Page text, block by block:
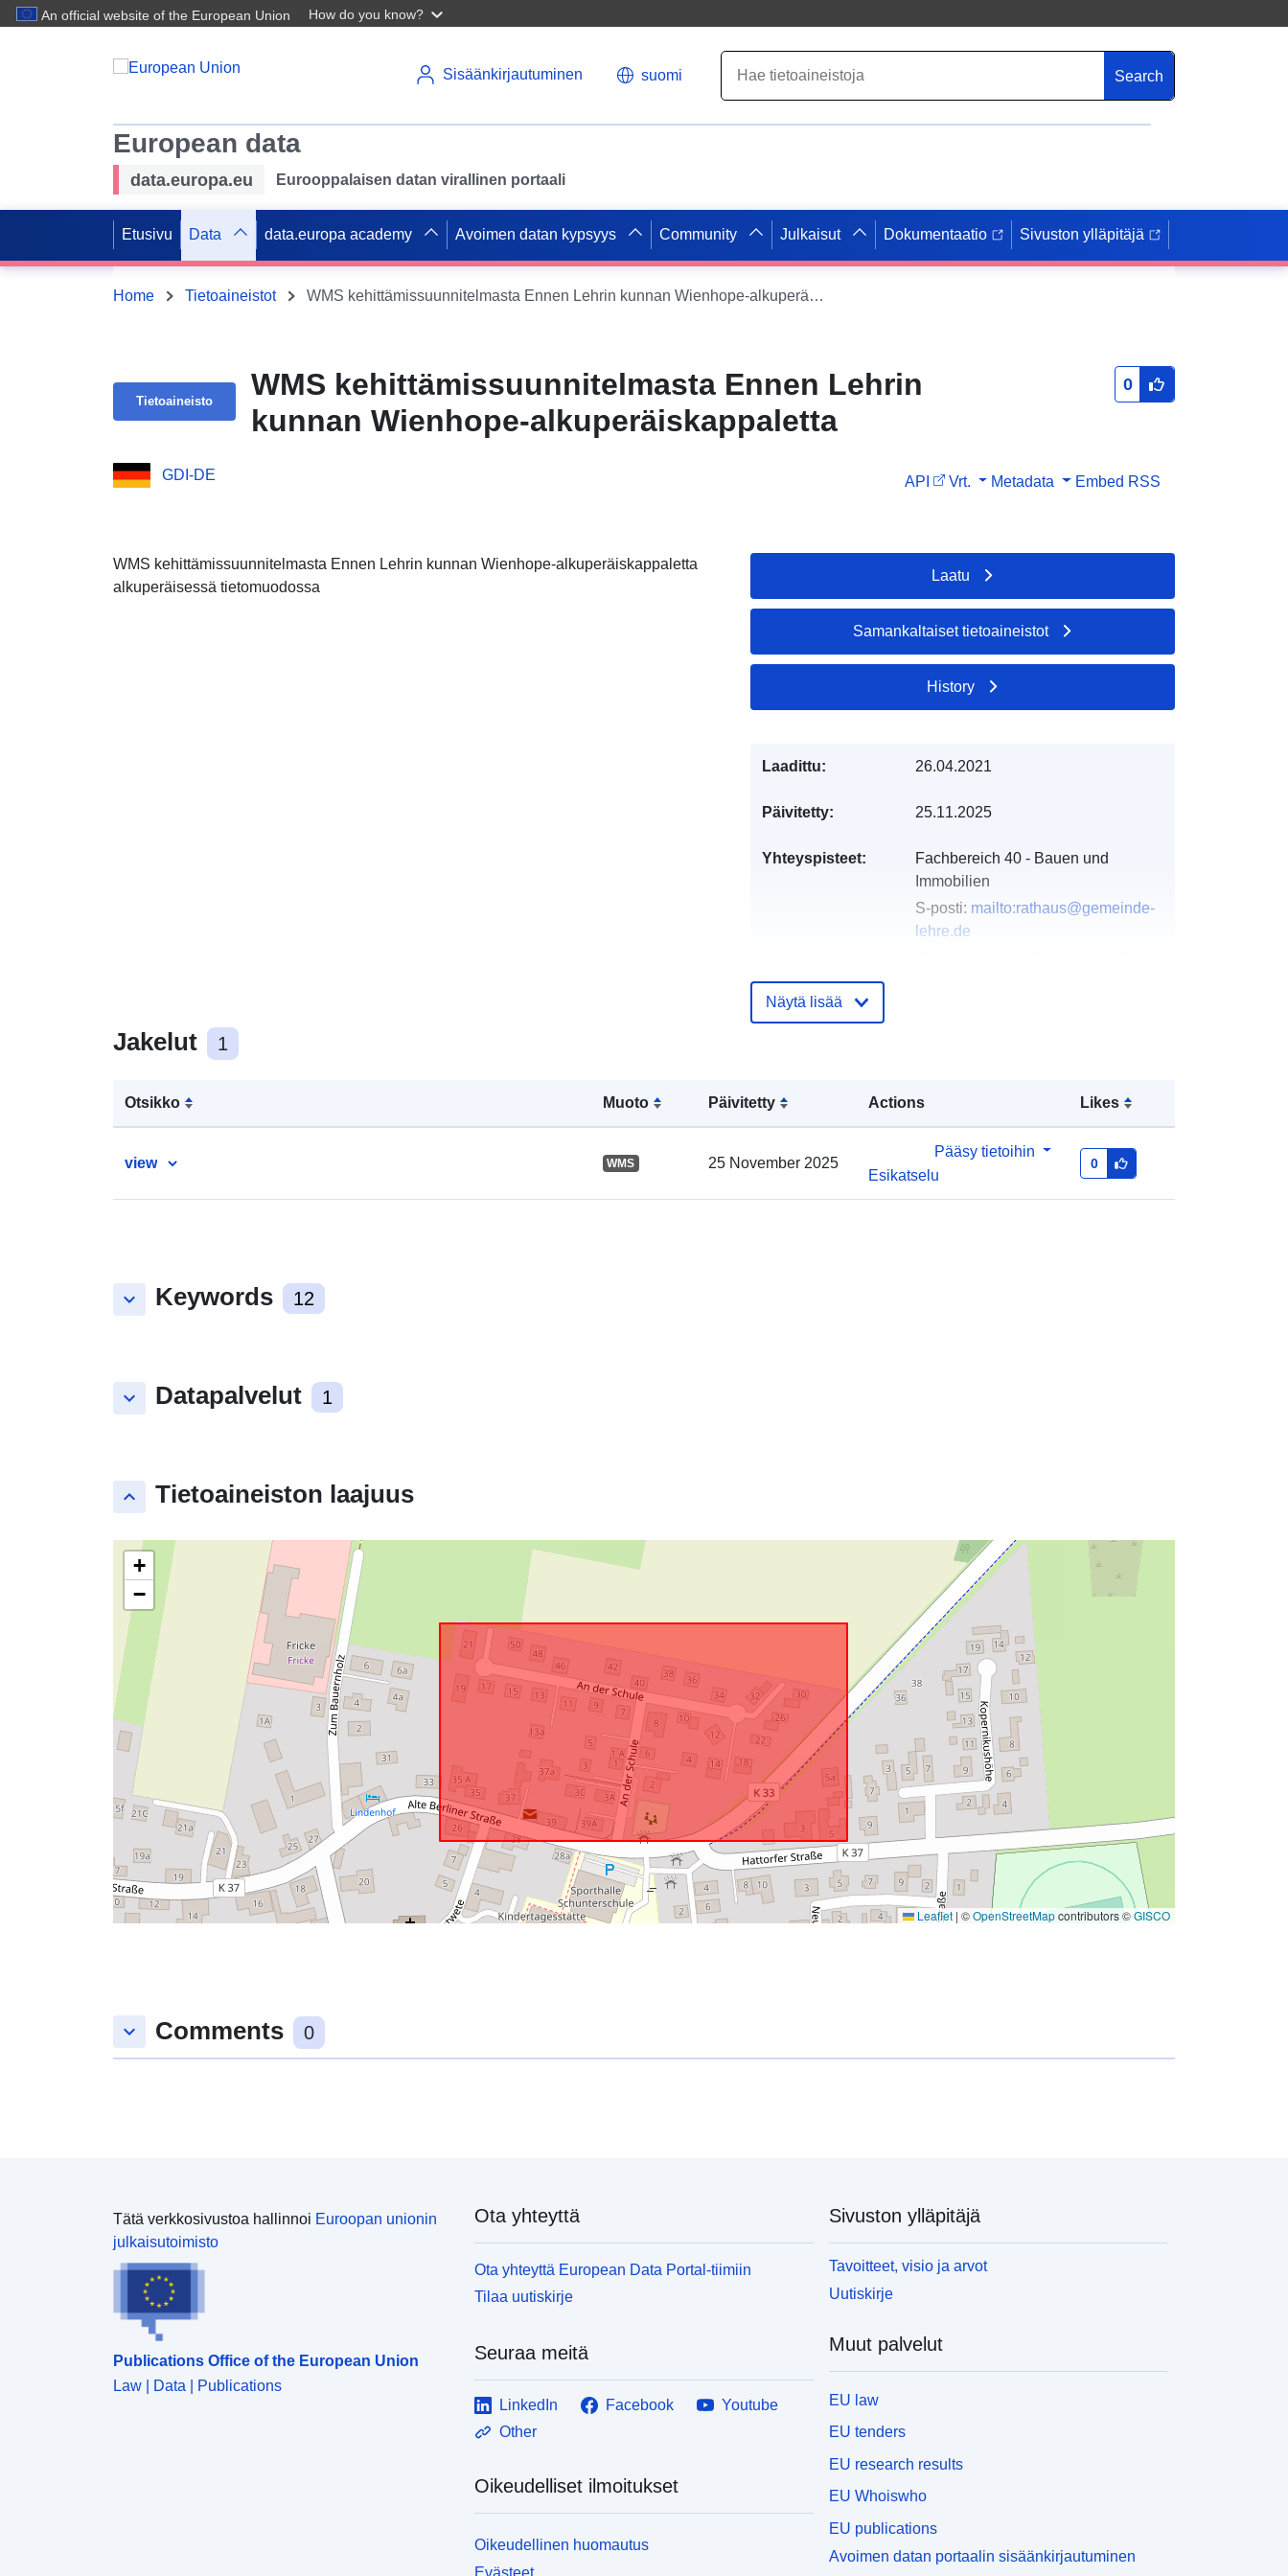
An official website of the European Union How do you know?
Sisäänkirjautuminen suomi Search
European data
data.europa.eu Eurooppalaisen datan virallinen portaali
Etusivu Data data.europa academy Avoimen datan kypsyys Community Julkaisut Dokumentaatio Sivuston ylläpitäjä
Home Tietoaineistot WMS kehittämissuunnitelmasta Ennen Lehrin kunnan Wienhope-alkuperäiskappaletta
Tietoaineisto
WMS kehittämissuunnitelmasta Ennen Lehrin
kunnan Wienhope-alkuperäiskappaletta
0
GDI-DE API Vrt. Metadata Embed RSS
WMS kehittämissuunnitelmasta Ennen Lehrin kunnan Wienhope-alkuperäiskappaletta
alkuperäisessä tietomuodossa
Jakelut 1
Otsikko Muoto Päivitetty Actions Likes
view WMS 25 November 2025
Pääsy tietoihin
Esikatselu
0
keyboard_arrow_down Keywords 12
keyboard_arrow_down Datapalvelut 1
keyboard_arrow_up Tietoaineiston laajuus
+
−
Leaflet | ©OpenStreetMapcontributors ©GISCO
Laatu
Samankaltaiset tietoaineistot
History
Laadittu: 26.04.2021
Päivitetty: 25.11.2025
Yhteyspisteet:
Fachbereich 40 - Bauen und
Immobilien
S-posti: mailto:rathaus@gemeinde-
lehre.de
koskeva rekisteri:
January 2026
Päivitetty data.europa.eu: 25 July
2026
Alueellinen: Koordinaatit: [ [ 10.7073879,
935ad306e3c8
Näytä lisää
keyboard_arrow_down Comments 0
Tätä verkkosivustoa hallinnoi Euroopan unionin
julkaisutoimisto
Publications Office of the European Union
Law | Data | Publications
Ota yhteyttä
Ota yhteyttä European Data Portal-tiimiin
Tilaa uutiskirje
Seuraa meitä
LinkedIn Facebook
Youtube
Other
Oikeudelliset ilmoitukset
Oikeudellinen huomautus
Evästeet
Sivuston ylläpitäjä
Tavoitteet, visio ja arvot
Uutiskirje
Muut palvelut
EU law
EU tenders
EU research results
EU Whoiswho
EU publications
Avoimen datan portaalin sisäänkirjautuminen